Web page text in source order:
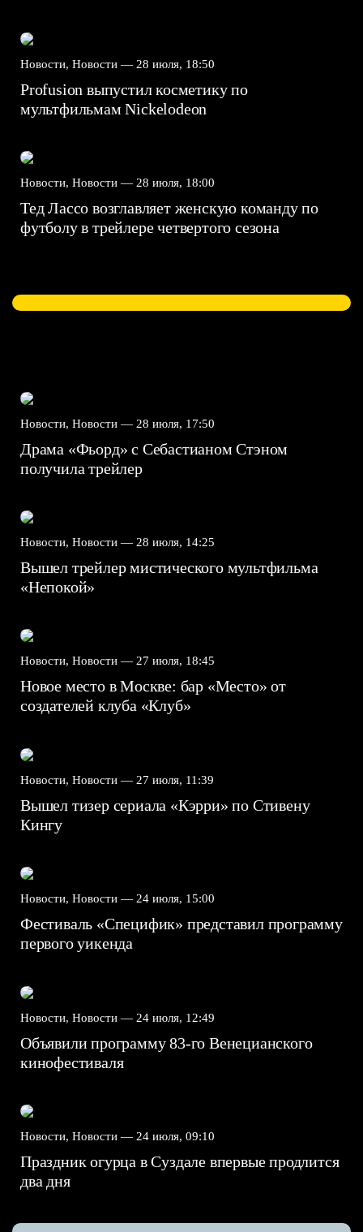
Новости, Новости — 28 июля, 18:50
Profusion выпустил косметику по
мультфильмам Nickelodeon
Новости, Новости — 28 июля, 18:00
Тед Лассо возглавляет женскую команду по
футболу в трейлере четвертого сезона
Новости, Новости — 28 июля, 17:50
Драма «Фьорд» с Себастианом Стэном
получила трейлер
Новости, Новости — 28 июля, 14:25
Вышел трейлер мистического мультфильма
«Непокой»
Новости, Новости — 27 июля, 18:45
Новое место в Москве: бар «Место» от
создателей клуба «Клуб»
Новости, Новости — 27 июля, 11:39
Вышел тизер сериала «Кэрри» по Стивену
Кингу
Новости, Новости — 24 июля, 15:00
Фестиваль «Специфик» представил программу
первого уикенда
Новости, Новости — 24 июля, 12:49
Объявили программу 83-го Венецианского
кинофестиваля
Новости, Новости — 24 июля, 09:10
Праздник огурца в Суздале впервые продлится
два дня